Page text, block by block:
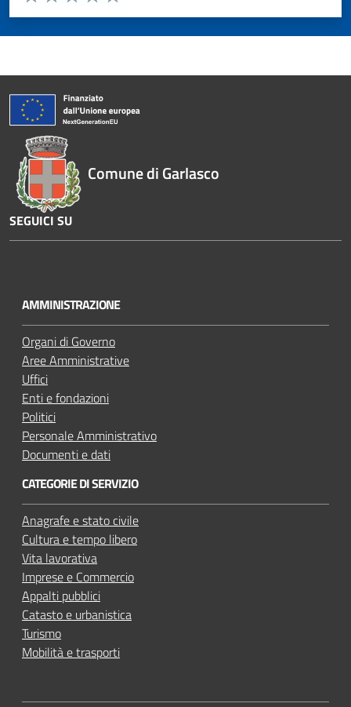
Valuta 5 stelle su 5
Valuta 4 stelle su 5
Valuta 3 stelle su 5
Valuta 2 stelle su 5
Valuta 1 stelle su 5
Comune di Garlasco
SEGUICI SU
u
u
b
e
AMMINISTRAZIONE
Organi di Governo
Aree Amministrative
Uffici
Enti e fondazioni
Politici
Personale Amministrativo
Documenti e dati
CATEGORIE DI SERVIZIO
Anagrafe e stato civile
Cultura e tempo libero
Vita lavorativa
Imprese e Commercio
Appalti pubblici
Catasto e urbanistica
Turismo
Mobilità e trasporti